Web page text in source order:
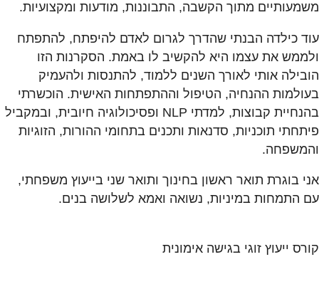
משמעותיים מתוך הקשבה, התבוננות, מודעות ומקצועיות.
עוד כילדה הבנתי שהדרך לגרום לאדם להיפתח, להתפתח
ולממש את עצמו היא להקשיב לו באמת. הסקרנות הזו
הובילה אותי לאורך השנים ללמוד, להתנסות ולהעמיק
בעולמות ההנחיה, הטיפול וההתפתחות האישית. הוכשרתי
בהנחיית קבוצות, למדתי NLP ופסיכולוגיה חיובית, ובמקביל
פיתחתי תוכניות, סדנאות ותכנים בתחומי ההורות, הזוגיות
והמשפחה.
אני בוגרת תואר ראשון בחינוך ותואר שני בייעוץ משפחתי,
עם התמחות במיניות, נשואה ואמא לשלושה בנים.
קורס ייעוץ זוגי בגישה אימונית